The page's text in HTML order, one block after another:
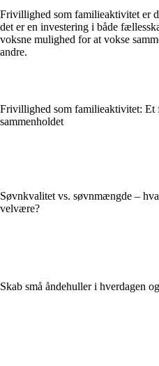
Frivillighed som familieaktivitet er
det er en investering i både
voksne mulighed for at vokse
andre.
Frivillighed som familieaktivitet: Et
sammenholdet
Søvnkvalitet vs. søvnmængde –
velvære?
Skab små åndehuller i hverdagen